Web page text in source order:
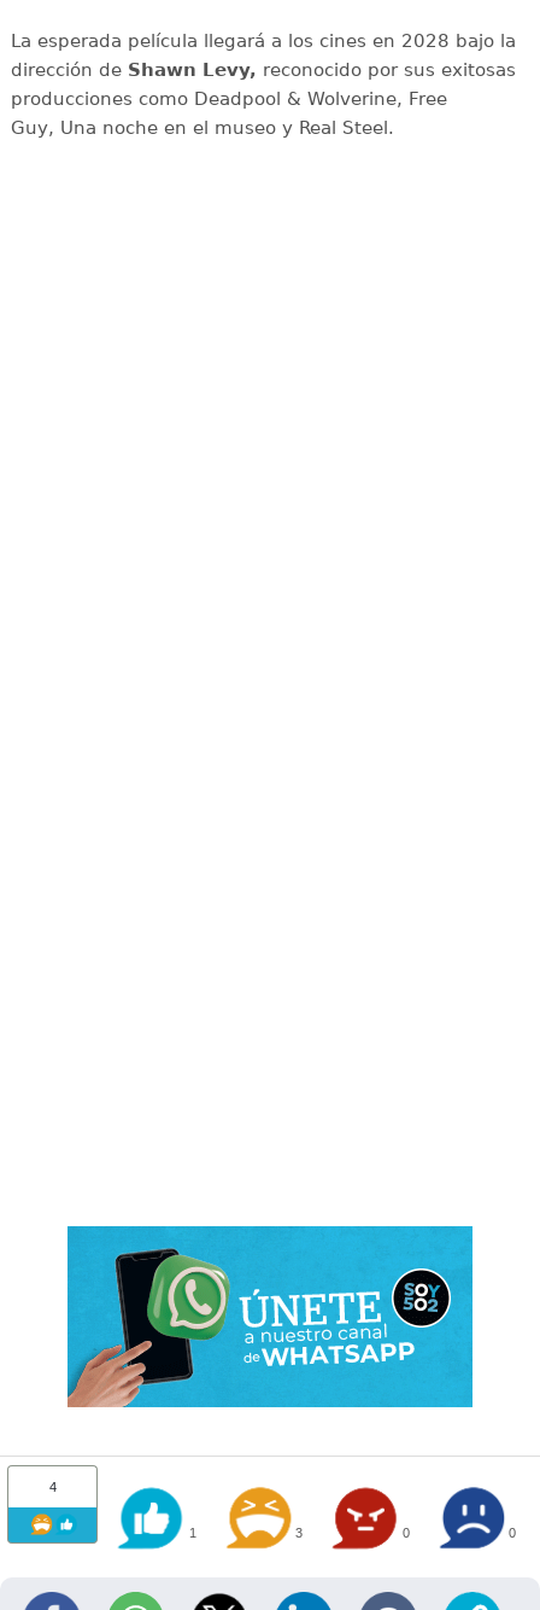
La esperada película llegará a los cines en 2028 bajo la
dirección de Shawn Levy, reconocido por sus exitosas
producciones como Deadpool & Wolverine, Free
Guy, Una noche en el museo y Real Steel.
4
1 3 0 0